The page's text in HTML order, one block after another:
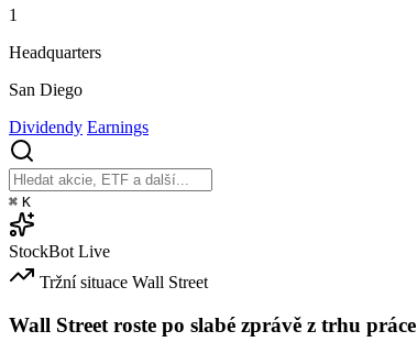
1
Headquarters
San Diego
Dividendy Earnings
⌘ K
StockBot Live
Tržní situace Wall Street
Wall Street roste po slabé zprávě z trhu práce